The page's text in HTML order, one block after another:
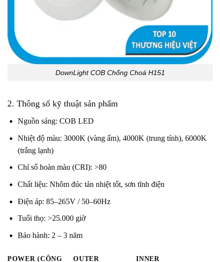
DownLight COB Chống Choá H151
2. Thông số kỹ thuật sản phẩm
Nguồn sáng: COB LED
Nhiệt độ màu: 3000K (vàng ấm), 4000K (trung tính), 6000K
(trắng lạnh)
Chỉ số hoàn màu (CRI): >80
Chất liệu: Nhôm đúc tản nhiệt tốt, sơn tĩnh điện
Điện áp: 85–265V / 50–60Hz
Tuổi thọ: >25.000 giờ
Bảo hành: 2 – 3 năm
POWER (CÔNG
OUTER
INNER